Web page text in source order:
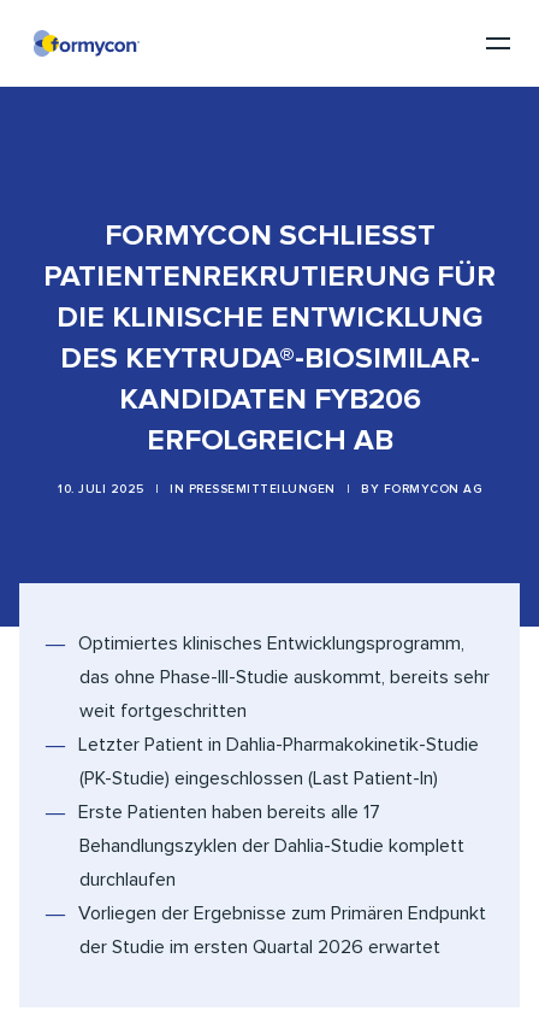
FORMYCON SCHLIESST P
ATIENTENREKRUTIERUNG FÜR D
IE KLINISCHE ENTWICKLUNG D
ES KEYTRUDA®-BIOSIMILAR-K
ANDIDATEN FYB206
ERFOLGREICH AB
10. JULI 2025 IN PRESSEMITTEILUNGEN BY FORMYCON AG
Optimiertes klinisches Entwicklungsprogramm,
das ohne Phase-III-Studie auskommt, bereits sehr
weit fortgeschritten
Letzter Patient in Dahlia-Pharmakokinetik-Studie
(PK-Studie) eingeschlossen (Last Patient-In)
Erste Patienten haben bereits alle 17
Behandlungszyklen der Dahlia-Studie komplett
durchlaufen
Vorliegen der Ergebnisse zum Primären Endpunkt
der Studie im ersten Quartal 2026 erwartet